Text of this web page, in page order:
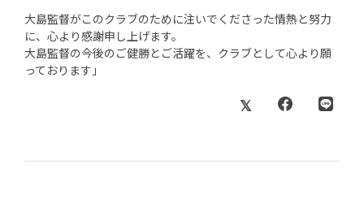
大島監督がこのクラブのために注いでくださった情熱と努力
に、心より感謝申し上げます。
大島監督の今後のご健勝とご活躍を、クラブとして心より願
っております」